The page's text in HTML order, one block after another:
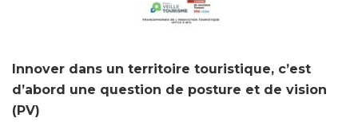
Innover dans un territoire touristique, c’est
d’abord une question de posture et de vision
(PV)